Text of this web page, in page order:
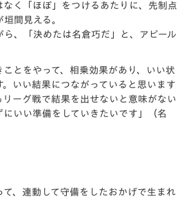
なく「ほぼ」をつけるあたりに、 先制点
間見える。
、「決めたは名倉巧だ」と、
アピール
とをやって、相乗効果があり、
いい状
いい結果につながっていると思います
リーグ戦で結果を出せないと意味がない
にいい準備をしていきたいです」（名
、 連動して守備をしたおかげで生まれ